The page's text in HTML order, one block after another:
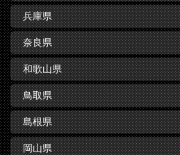
兵庫県
奈良県
和歌山県
鳥取県
島根県
岡山県